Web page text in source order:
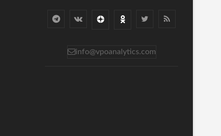
info@vpoanalytics.com